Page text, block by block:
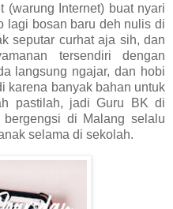
(warung Internet) buat nyari
lagi bosan baru deh nulis di
seputar curhat aja sih, dan
tersendiri dengan
langsung ngajar, dan hobi
karena banyak bahan untuk
pastilah, jadi Guru BK di
di Malang selalu
selama di sekolah.